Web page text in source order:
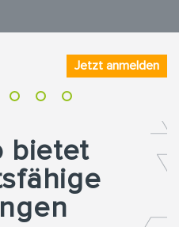
Jetzt anmelden
bietet